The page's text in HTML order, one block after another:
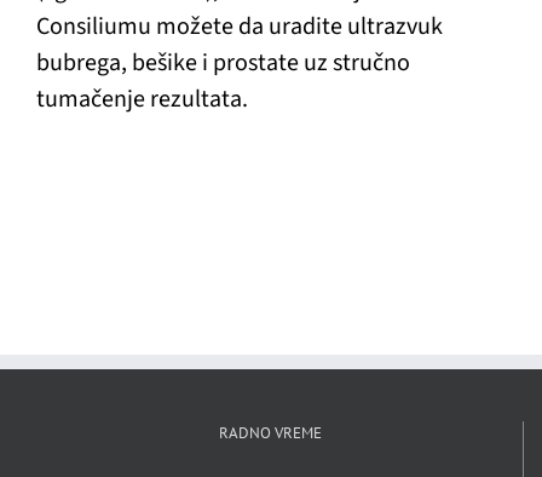
Consiliumu možete da uradite ultrazvuk
bubrega, bešike i prostate uz stručno
tumačenje rezultata.
RADNO VREME